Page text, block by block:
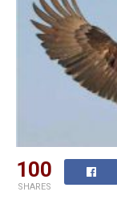
100
SHARES